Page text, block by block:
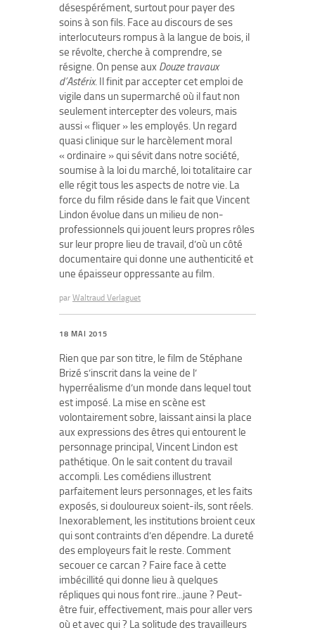
désespérément, surtout pour payer des
soins à son fils. Face au discours de ses
interlocuteurs rompus à la langue de bois, il
se révolte, cherche à comprendre, se
résigne. On pense aux Douze travaux
d’Astérix. Il finit par accepter cet emploi de
vigile dans un supermarché où il faut non
seulement intercepter des voleurs, mais
aussi « fliquer » les employés. Un regard
quasi clinique sur le harcèlement moral
« ordinaire » qui sévit dans notre société,
soumise à la loi du marché, loi totalitaire car
elle régit tous les aspects de notre vie. La
force du film réside dans le fait que Vincent
Lindon évolue dans un milieu de non-
professionnels qui jouent leurs propres rôles
sur leur propre lieu de travail, d’où un côté
documentaire qui donne une authenticité et
une épaisseur oppressante au film.
par Waltraud Verlaguet
18 MAI 2015
Rien que par son titre, le film de Stéphane
Brizé s’inscrit dans la veine de l’
hyperréalisme d’un monde dans lequel tout
est imposé. La mise en scène est
volontairement sobre, laissant ainsi la place
aux expressions des êtres qui entourent le
personnage principal, Vincent Lindon est
pathétique. On le sait content du travail
accompli. Les comédiens illustrent
parfaitement leurs personnages, et les faits
exposés, si douloureux soient-ils, sont réels.
Inexorablement, les institutions broient ceux
qui sont contraints d’en dépendre. La dureté
des employeurs fait le reste. Comment
secouer ce carcan ? Faire face à cette
imbécillité qui donne lieu à quelques
répliques qui nous font rire...jaune ? Peut-
être fuir, effectivement, mais pour aller vers
où et avec qui ? La solitude des travailleurs